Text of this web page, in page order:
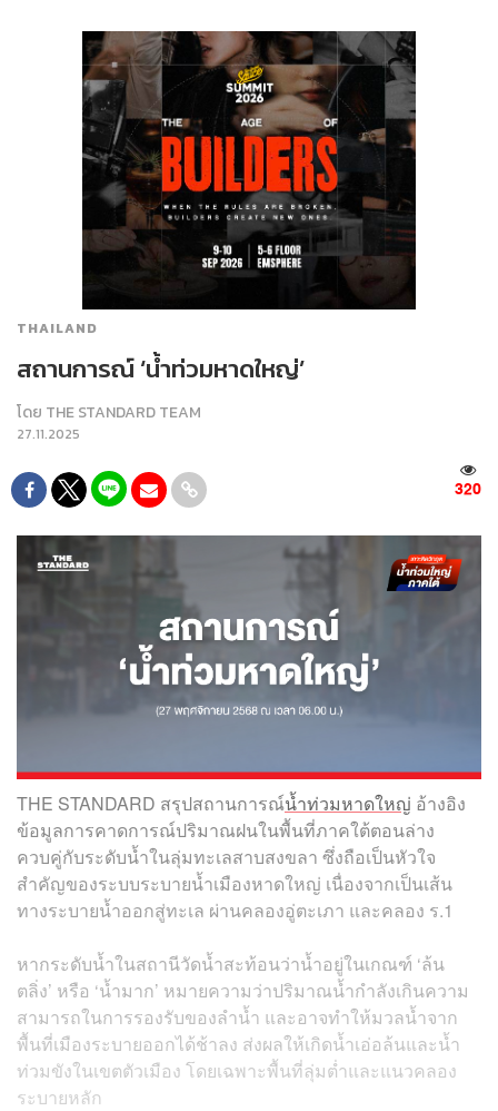
THAILAND
สถานการณ์ ‘น้ำท่วมหาดใหญ่’
โดย THE STANDARD TEAM
27.11.2025
320
THE STANDARD สรุปสถานการณ์น้ำท่วมหาดใหญ่ อ้างอิง
ข้อมูลการคาดการณ์ปริมาณฝนในพื้นที่ภาคใต้ตอนล่าง
ควบคู่กับระดับน้ำในลุ่มทะเลสาบสงขลา ซึ่งถือเป็นหัวใจ
สำคัญของระบบระบายน้ำเมืองหาดใหญ่ เนื่องจากเป็นเส้น
ทางระบายน้ำออกสู่ทะเล ผ่านคลองอู่ตะเภา และคลอง ร.1
หากระดับน้ำในสถานีวัดน้ำสะท้อนว่าน้ำอยู่ในเกณฑ์ ‘ล้น
ตลิ่ง’ หรือ ‘น้ำมาก’ หมายความว่าปริมาณน้ำกำลังเกินความ
สามารถในการรองรับของลำน้ำ และอาจทำให้มวลน้ำจาก
พื้นที่เมืองระบายออกได้ช้าลง ส่งผลให้เกิดน้ำเอ่อล้นและน้ำ
ท่วมขังในเขตตัวเมือง โดยเฉพาะพื้นที่ลุ่มต่ำและแนวคลอง
ระบายหลัก